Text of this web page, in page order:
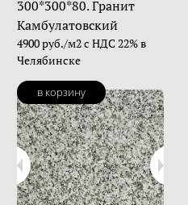
300*300*80. Гранит
Камбулатовский
4900 руб./м2 с НДС 22% в
Челябинске
в корзину